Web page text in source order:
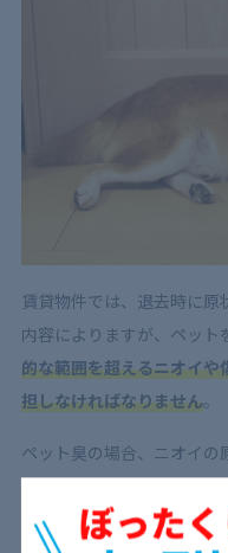
賃貸物件では、退去時に
内容によりますが、ペット
的な範囲を超えるニオイ
担しなければなりません。
ペット臭の場合、ニオイ
ります。ニオイの原因がフ
った場合、該当箇所のフロ